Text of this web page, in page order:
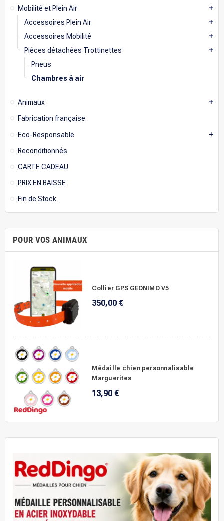
Mobilité et Plein Air add
Accessoires Plein Air add
Accessoires Mobilité add
Piéces détachées Trottinettes add
Pneus
Chambres à air
Animaux add
Fabrication française
Eco-Responsable
add
Reconditionnés
CARTE CADEAU
PRIX EN BAISSE
Fin de Stock
POUR VOS ANIMAUX
Collier GPS GEONIMO V5
350,00 €
Médaille chien personnalisable
Marguerites
13,90 €